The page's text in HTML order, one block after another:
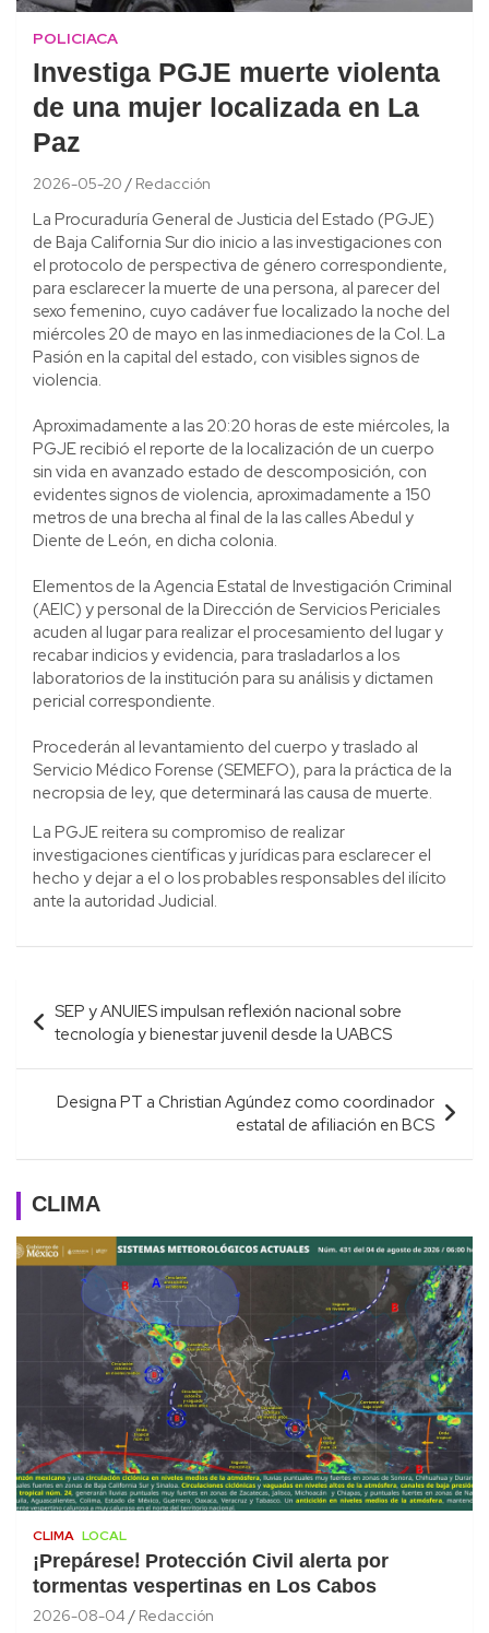
POLICIACA
Investiga PGJE muerte violenta
de una mujer localizada en La
Paz
2026-05-20 Redacción
La Procuraduría General de Justicia del Estado (PGJE)
de Baja California Sur dio inicio a las investigaciones con
el protocolo de perspectiva de género correspondiente,
para esclarecer la muerte de una persona, al parecer del
sexo femenino, cuyo cadáver fue localizado la noche del
miércoles 20 de mayo en las inmediaciones de la Col. La
Pasión en la capital del estado, con visibles signos de
violencia.
Aproximadamente a las 20:20 horas de este miércoles, la
PGJE recibió el reporte de la localización de un cuerpo
sin vida en avanzado estado de descomposición, con
evidentes signos de violencia, aproximadamente a 150
metros de una brecha al final de la las calles Abedul y
Diente de León, en dicha colonia.
Elementos de la Agencia Estatal de Investigación Criminal
(AEIC) y personal de la Dirección de Servicios Periciales
acuden al lugar para realizar el procesamiento del lugar y
recabar indicios y evidencia, para trasladarlos a los
laboratorios de la institución para su análisis y dictamen
pericial correspondiente.
Procederán al levantamiento del cuerpo y traslado al
Servicio Médico Forense (SEMEFO), para la práctica de la
necropsia de ley, que determinará las causa de muerte.
La PGJE reitera su compromiso de realizar
investigaciones científicas y jurídicas para esclarecer el
hecho y dejar a el o los probables responsables del ilícito
ante la autoridad Judicial.
Navegación
de
entradas
SEP y ANUIES impulsan reflexión nacional sobre
tecnología y bienestar juvenil desde la UABCS
Designa PT a Christian Agúndez como coordinador
estatal de afiliación en BCS
CLIMA
CLIMA LOCAL
¡Prepárese! Protección Civil alerta por
tormentas vespertinas en Los Cabos
2026-08-04 Redacción